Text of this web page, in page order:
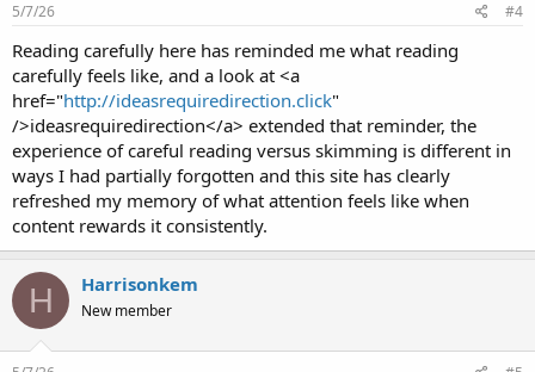
5/7/26 #4
Reading carefully here has reminded me what reading
carefully feels like, and a look at <a
href="http://ideasrequiredirection.click"
/>ideasrequiredirection</a> extended that reminder, the
experience of careful reading versus skimming is different in
ways I had partially forgotten and this site has clearly
refreshed my memory of what attention feels like when
content rewards it consistently.
H Harrisonkem
New member